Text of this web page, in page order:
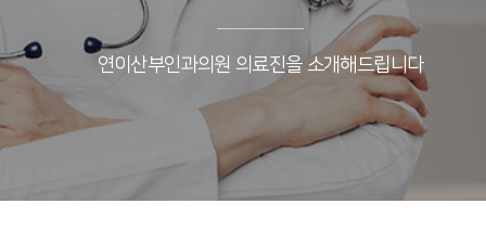
연이산부인과의원 의료진을 소개해드립니다